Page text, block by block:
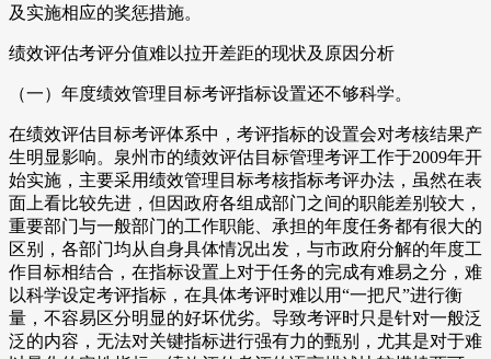
及实施相应的奖惩措施。
绩效评估考评分值难以拉开差距的现状及原因分析
（一）年度绩效管理目标考评指标设置还不够科学。
在绩效评估目标考评体系中，考评指标的设置会对考核结果产
生明显影响。泉州市的绩效评估目标管理考评工作于2009年开
始实施，主要采用绩效管理目标考核指标考评办法，虽然在表
面上看比较先进，但因政府各组成部门之间的职能差别较大，
重要部门与一般部门的工作职能、承担的年度任务都有很大的
区别，各部门均从自身具体情况出发，与市政府分解的年度工
作目标相结合，在指标设置上对于任务的完成有难易之分，难
以科学设定考评指标，在具体考评时难以用“一把尺”进行衡
量，不容易区分明显的好坏优劣。导致考评时只是针对一般泛
泛的内容，无法对关键指标进行强有力的甄别，尤其是对于难